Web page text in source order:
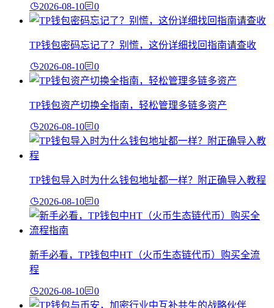
2026-08-10 0
TP钱包密码忘记了？别慌，这份详细找回指南请查收
2026-08-10 0
TP钱包资产切换全指南，轻松管理多链多资产
2026-08-10 0
TP钱包导入时为什么钱包地址都一样？附正确导入教程
2026-08-10 0
新手必看，TP钱包中HT（火币生态链代币）购买全流
程
2026-08-10 0